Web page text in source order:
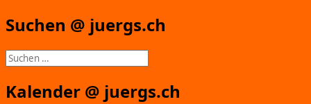
Suchen @ juergs.ch
Suchen
nach:
Kalender @ juergs.ch